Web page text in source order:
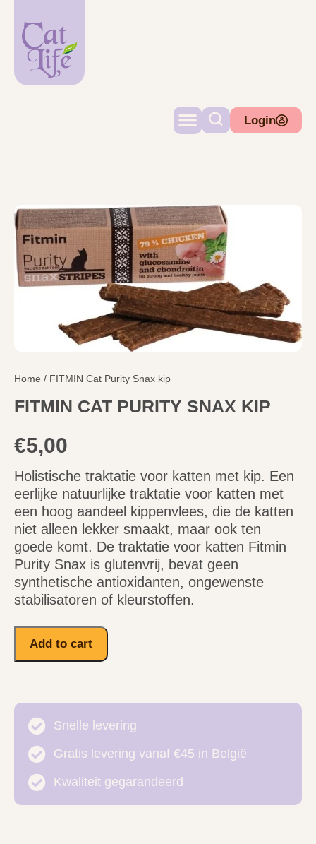
Login
Home / FITMIN Cat Purity Snax kip
FITMIN CAT PURITY SNAX KIP
€5,00
Holistische traktatie voor katten met kip. Een
eerlijke natuurlijke traktatie voor katten met
een hoog aandeel kippenvlees, die de katten
niet alleen lekker smaakt, maar ook ten
goede komt. De traktatie voor katten Fitmin
Purity Snax is glutenvrij, bevat geen
synthetische antioxidanten, ongewenste
stabilisatoren of kleurstoffen.
Add to cart
Snelle levering
Gratis levering vanaf €45 in België
Kwaliteit gegarandeerd